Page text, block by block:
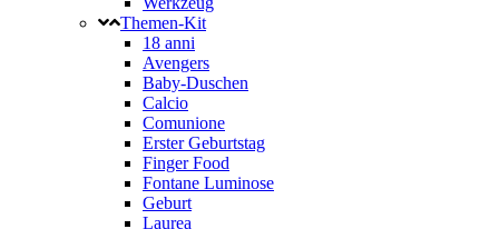
Themen-Kit
18 anni
Avengers
Baby-Duschen
Calcio
Comunione
Erster Geburtstag
Finger Food
Fontane Luminose
Geburt
Laurea